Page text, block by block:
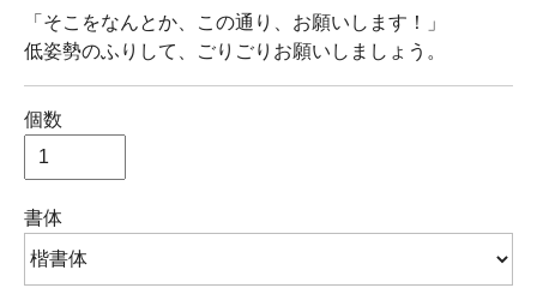
「そこをなんとか、この通り、お願いします！」
低姿勢のふりして、ごりごりお願いしましょう。
個数
書体